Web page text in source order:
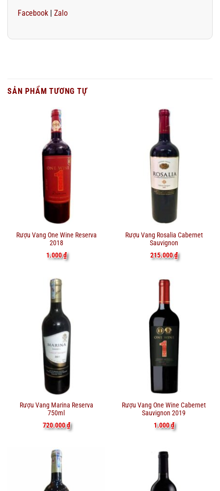
Facebook | Zalo
SẢN PHẨM TƯƠNG TỰ
Rượu Vang One Wine Reserva
2018
1.000₫
Rượu Vang Rosalia Cabernet
Sauvignon
215.000₫
Rượu Vang Marina Reserva
750ml
720.000₫
Rượu Vang One Wine Cabernet
Sauvignon 2019
1.000₫